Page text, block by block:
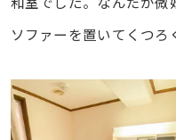
ソファーを置いてくつろ